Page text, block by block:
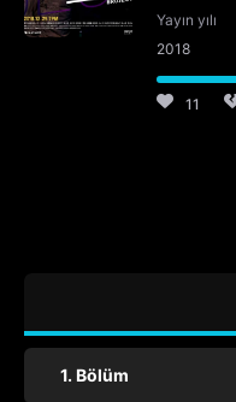
Yayın yılı
2018
11
1. Bölüm